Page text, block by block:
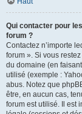
Qui contacter pour
forum ?
Contactez n’importe
forum ». Si vous
du domaine (en
utilisé (exemple :
abus. Notez que
être, en aucun cas,
forum est utilisé. Il est